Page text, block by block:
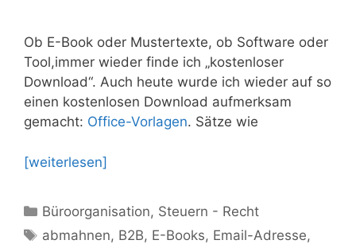
Ob E-Book oder Mustertexte, ob Software oder
Tool,immer wieder finde ich „kostenloser
Download“. Auch heute wurde ich wieder auf so
einen kostenlosen Download aufmerksam
gemacht: Office-Vorlagen. Sätze wie
[weiterlesen]
Kategorien
Büroorganisation, Steuern - Recht
Schlagwörter
abmahnen, B2B, E-Books, Email-Adresse,